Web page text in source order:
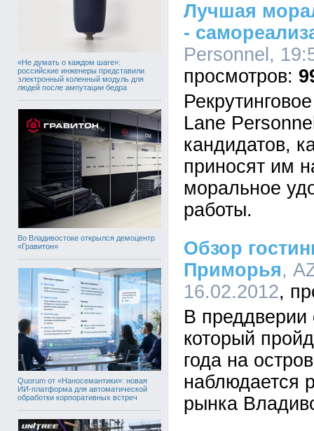
«Не думать о каждом шаге»:
российские инженеры представили
электронный коленный модуль для
людей после ампутации бедра
Во Владивостоке открылся демоцентр
«Гравитон»
Quorum от «Наносемантики»: новая
ИИ-платформа для автоматической
обработки корпоративных встреч
Лучшая
-
Personnel,
Lane
кандидатов,
приносят им
моральное
работы.
Обзор
Приморья,
16.02.2012
В
который
года на
наблюдается
рынка